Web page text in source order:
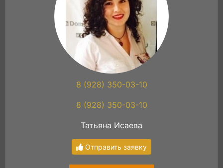
8 (928) 350-03-10
8 (928) 350-03-10
Татьяна Исаева
Отправить заявку